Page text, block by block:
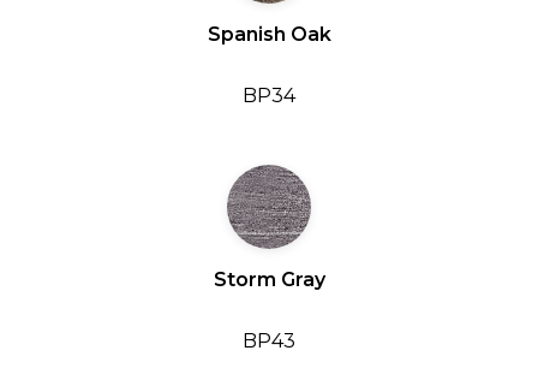
Spanish Oak
BP34
Storm Gray
BP43